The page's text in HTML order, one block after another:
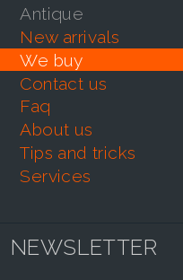
antique
new arrivals
we buy
contact us
faq
about us
tips and tricks
services
NEWSLETTER